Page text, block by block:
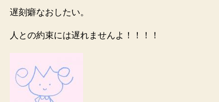
遅刻癖なおしたい。
人との約束には遅れませんよ！！！！